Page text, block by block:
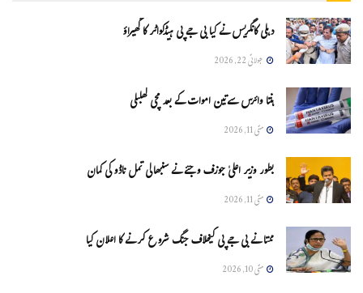
دہلی کانگریس نے کیا بی جے پی ہیڈکواٹر کا گھیراؤ
جولائی 22, 2026
ہنتا وائرس سےتین اموات کے بعد مچی کھلبلی
مئی 11, 2026
بطور وزیر اعلیٰ جوزف وجئے نے سنبھالی تمل ناڈو کی کمان
مئی 11, 2026
ممتا نے بی جے پی کیخلاف جنگ شروع کرنے کا اعلان کیا
مئی 10, 2026